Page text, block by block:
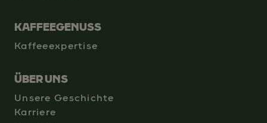
KAFFEEGENUSS
Kaffeeexpertise
ÜBER UNS
Unsere Geschichte
Karriere